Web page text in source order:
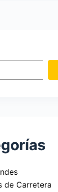
de Carretera